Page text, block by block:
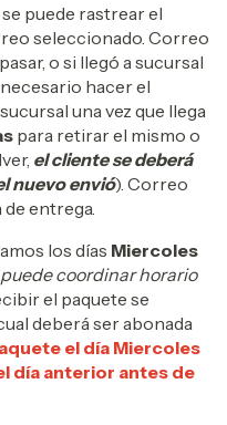
puede rastrear el
seleccionado. Correo
o si llegó a sucursal
hacer el
una vez que llega
para retirar el mismo o
el cliente se deberá
nuevo envió). Correo
entrega.
los días Miercoles
coordinar horario
el paquete se
deberá ser abonada
el día Miercoles
día anterior antes de